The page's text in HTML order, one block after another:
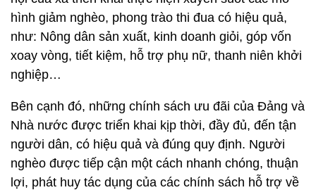
hình giảm nghèo, phong trào thi đua có hiệu quả,
như: Nông dân sản xuất, kinh doanh giỏi, góp vốn
xoay vòng, tiết kiệm, hỗ trợ phụ nữ, thanh niên khởi
nghiệp…
Bên cạnh đó, những chính sách ưu đãi của Đảng và
Nhà nước được triển khai kịp thời, đầy đủ, đến tận
người dân, có hiệu quả và đúng quy định. Người
nghèo được tiếp cận một cách nhanh chóng, thuận
lợi, phát huy tác dụng của các chính sách hỗ trợ về